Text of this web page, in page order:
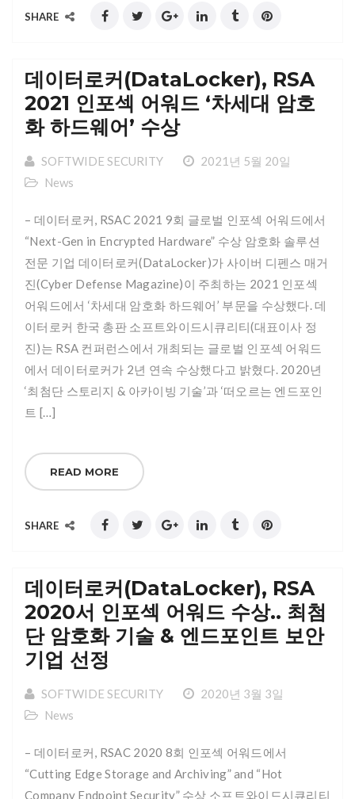
SHARE
데이터로커(DataLocker), RSA
2021 인포섹 어워드 ‘차세대 암호
화 하드웨어’ 수상
SOFTWIDE SECURITY
2021년 5월 20일
News
– 데이터로커, RSAC 2021 9회 글로벌 인포섹 어워드에서
“Next-Gen in Encrypted Hardware” 수상 암호화 솔루션
전문 기업 데이터로커(DataLocker)가 사이버 디펜스 매거
진(Cyber Defense Magazine)이 주최하는 2021 인포섹
어워드에서 ‘차세대 암호화 하드웨어’ 부문을 수상했다. 데
이터로커 한국 총판 소프트와이드시큐리티(대표이사 정
진)는 RSA 컨퍼런스에서 개최되는 글로벌 인포섹 어워드
에서 데이터로커가 2년 연속 수상했다고 밝혔다. 2020년
‘최첨단 스토리지 & 아카이빙 기술’과 ‘떠오르는 엔드포인
트 […]
READ MORE
SHARE
데이터로커(DataLocker), RSA
2020서 인포섹 어워드 수상.. 최첨
단 암호화 기술 & 엔드포인트 보안
기업 선정
SOFTWIDE SECURITY
2020년 3월 3일
News
– 데이터로커, RSAC 2020 8회 인포섹 어워드에서
“Cutting Edge Storage and Archiving” and “Hot
Company Endpoint Security” 수상 소프트와이드시큐리티